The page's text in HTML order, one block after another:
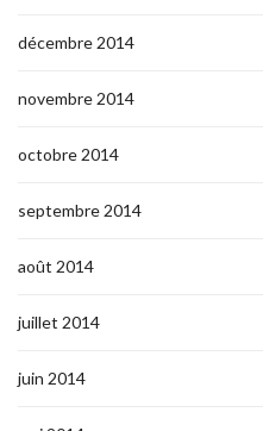
décembre 2014
novembre 2014
octobre 2014
septembre 2014
août 2014
juillet 2014
juin 2014